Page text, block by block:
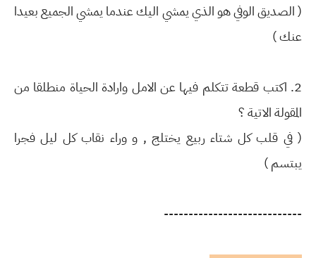
( الصديق الوفي هو الذي يمشي اليك عندما يمشي الجميع بعيدا
عنك )
2. اكتب قطعة تتكلم فيها عن الامل وارادة الحياة منطلقا من
المقولة الاتية ؟
( في قلب كل شتاء ربيع يختلج , و وراء نقاب كل ليل فجرا
يبتسم )
----------------------------